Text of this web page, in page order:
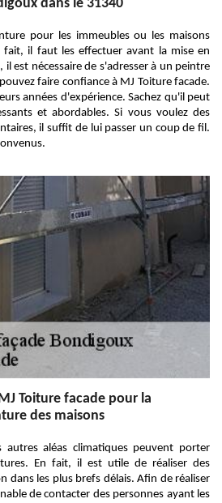
dans le 31340
pour les immeubles ou les maisons
il faut les effectuer avant la mise en
il est nécessaire de s'adresser à un peintre
faire confiance à MJ Toiture facade.
années d'expérience. Sachez qu'il peut
et abordables. Si vous voulez des
il suffit de lui passer un coup de fil.
Toiture facade pour la
des maisons
autres aléas climatiques peuvent porter
En fait, il est utile de réaliser des
dans les plus brefs délais. Afin de réaliser
de contacter des personnes ayant les